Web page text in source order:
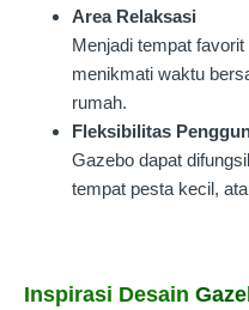
Area Relaksasi
Menjadi tempat
menikmati waktu
rumah.
Fleksibilitas
Gazebo dapat
tempat pesta kecil,
Inspirasi Desain